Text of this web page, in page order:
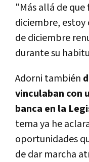
"Más allá de
diciembre, estoy
de diciembre
durante su
Adorni también
vinculaban con
banca en la
tema ya he
oportunidades
de dar marcha